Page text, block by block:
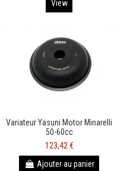
View
Variateur Yasuni Motor Minarelli
50-60cc
123,42 €
Ajouter au panier